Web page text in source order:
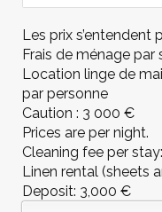
Les prix s’entendent
Frais de ménage par
Location linge de
par personne
Caution : 3 000 €
Prices are per night.
Cleaning fee per
Linen rental (sheets
Deposit: 3,000 €